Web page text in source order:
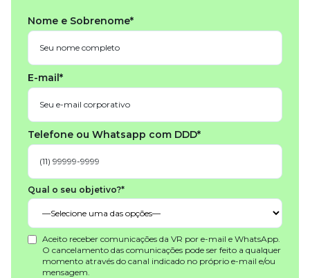
Nome e Sobrenome*
E-mail*
Telefone ou Whatsapp com DDD*
Qual o seu objetivo?*
Aceito receber comunicações da VR por e-mail e WhatsApp.
O cancelamento das comunicações pode ser feito a qualquer
momento através do canal indicado no próprio e-mail e/ou
mensagem.